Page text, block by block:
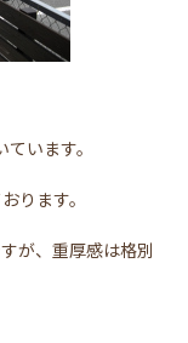
います。
ります。
が、 重厚感は格別